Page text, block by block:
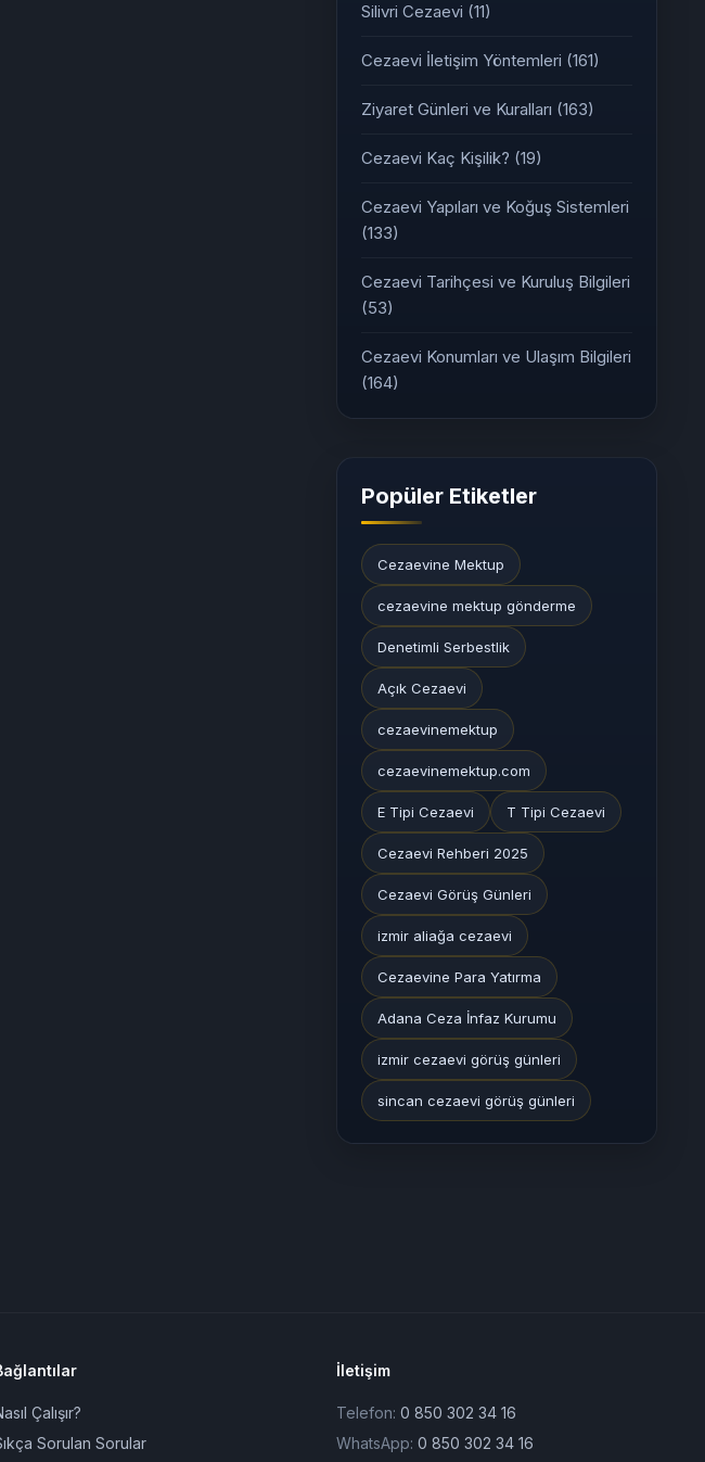
Silivri Cezaevi (11)
Cezaevi İletişim Yöntemleri (161)
Ziyaret Günleri ve Kuralları (163)
Cezaevi Kaç Kişilik? (19)
Cezaevi Yapıları ve Koğuş Sistemleri
(133)
Cezaevi Tarihçesi ve Kuruluş Bilgileri
(53)
Cezaevi Konumları ve Ulaşım Bilgileri
(164)
Popüler Etiketler
Cezaevine Mektup
cezaevine mektup gönderme
Denetimli Serbestlik
Açık Cezaevi
cezaevinemektup
cezaevinemektup.com
E Tipi Cezaevi T Tipi Cezaevi
Cezaevi Rehberi 2025
Cezaevi Görüş Günleri
izmir aliağa cezaevi
Cezaevine Para Yatırma
Adana Ceza İnfaz Kurumu
izmir cezaevi görüş günleri
sincan cezaevi görüş günleri
Çalışır?
Sorulan Sorular
İletişim
Telefon: 0 850 302 34 16
WhatsApp: 0 850 302 34 16